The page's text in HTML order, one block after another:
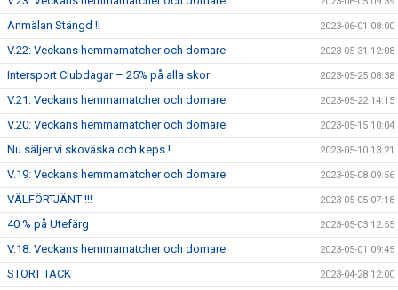
Anmälan Stängd !! 2023-06-01 08:00
V.22: Veckans hemmamatcher och domare 2023-05-31 12:08
Intersport Clubdagar – 25% på alla skor 2023-05-25 08:38
V.21: Veckans hemmamatcher och domare 2023-05-22 14:15
V.20: Veckans hemmamatcher och domare 2023-05-15 10:04
Nu säljer vi skoväska och keps ! 2023-05-10 13:21
V.19: Veckans hemmamatcher och domare 2023-05-08 09:56
VÄLFÖRTJÄNT !!! 2023-05-05 07:18
40 % på Utefärg 2023-05-03 12:55
V.18: Veckans hemmamatcher och domare 2023-05-01 09:45
STORT TACK 2023-04-28 12:00